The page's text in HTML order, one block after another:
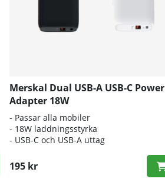
Merskal Dual USB-A USB-C Power
Adapter 18W
- Passar alla mobiler
- 18W laddningsstyrka
- USB-C och USB-A uttag
195 kr